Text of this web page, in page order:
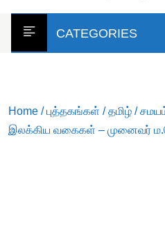
CATEGORIES
Home /புத்தகங்கள் /தமிழ் /
இலக்கிய வகைகள் – முனைவர்